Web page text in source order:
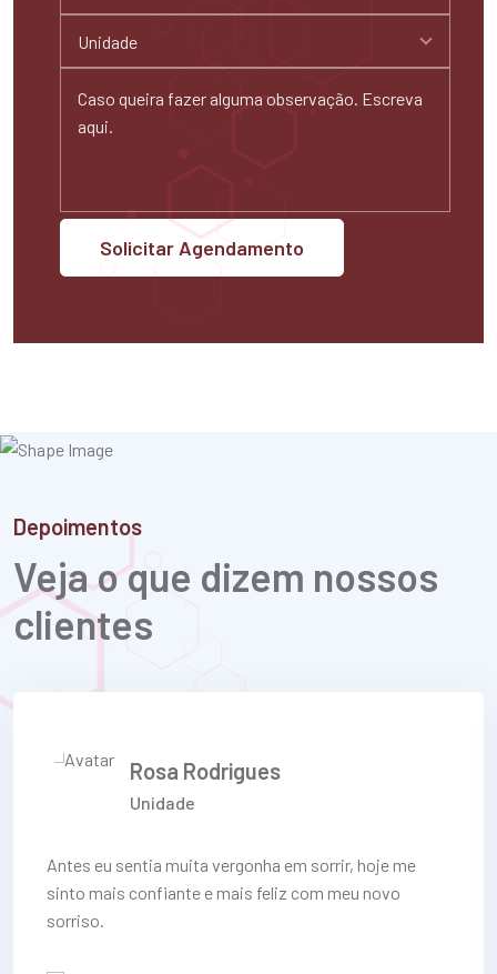
Unidade
Solicitar Agendamento
Depoimentos
Veja o que dizem nossos
clientes
Rosa Rodrigues
Unidade
Antes eu sentia muita vergonha em sorrir, hoje me
sinto mais confiante e mais feliz com meu novo
sorriso.